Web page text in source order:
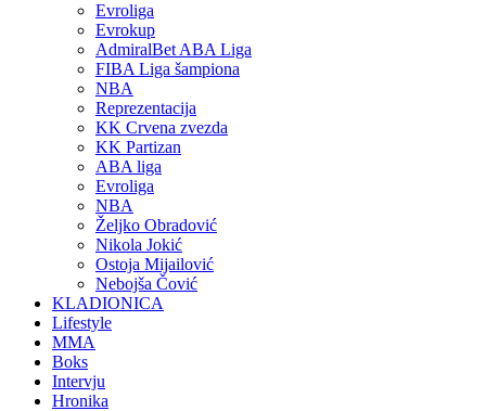
Evroliga
Evrokup
AdmiralBet ABA Liga
FIBA Liga šampiona
NBA
Reprezentacija
KK Crvena zvezda
KK Partizan
ABA liga
Evroliga
NBA
Željko Obradović
Nikola Jokić
Ostoja Mijailović
Nebojša Čović
KLADIONICA
Lifestyle
MMA
Boks
Intervju
Hronika